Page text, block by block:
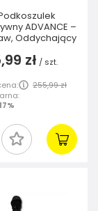
ADVANCE –
Oddychający
zł / szt.
255,99 zł